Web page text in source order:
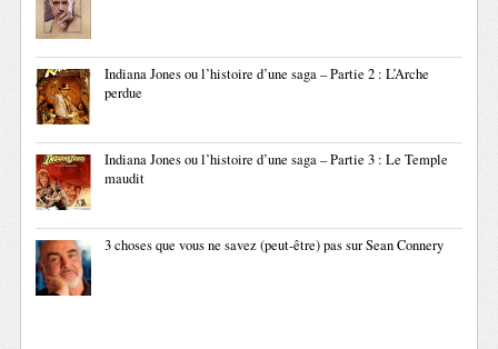
Indiana Jones ou l’histoire d’une saga – Partie 2 : L’Arche
perdue
Indiana Jones ou l’histoire d’une saga – Partie 3 : Le Temple
maudit
3 choses que vous ne savez (peut-être) pas sur Sean Connery